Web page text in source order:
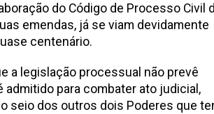
do Código de Processo Civil
emendas, já se viam devidamente
centenário.
a legislação processual não prevê
para combater ato judicial,
seio dos outros dois Poderes que